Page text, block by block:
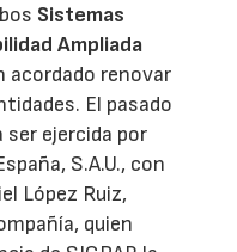
Sistemas
Ampliada
acordado renovar
El pasado
ser ejercida por
S.A.U., con
López Ruiz,
quien